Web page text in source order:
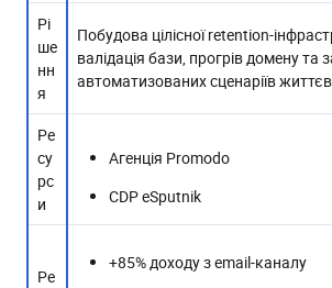
Рі
ше
нн
я
Побудова цілісної retention-
валідація бази, прогрів домену та
автоматизованих сценаріїв
Ре
су
рс
и
Агенція Promodo
CDP eSputnik
Ре
+85% доходу з email-каналу